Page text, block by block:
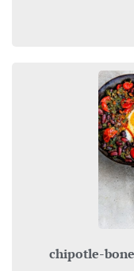
chipotle-